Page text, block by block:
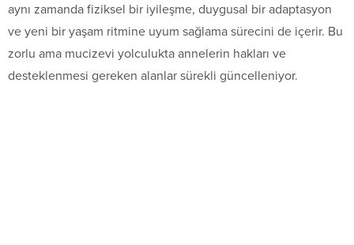
aynı zamanda fiziksel bir iyileşme, duygusal bir adaptasyon
ve yeni bir yaşam ritmine uyum sağlama sürecini de içerir. Bu
zorlu ama mucizevi yolculukta annelerin hakları ve
desteklenmesi gereken alanlar sürekli güncelleniyor.